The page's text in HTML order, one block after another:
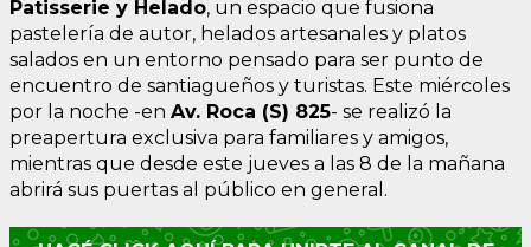
Patisserie y Helado, un espacio que fusiona
pastelería de autor, helados artesanales y platos
salados en un entorno pensado para ser punto de
encuentro de santiagueños y turistas. Este miércoles
por la noche -en Av. Roca (S) 825- se realizó la
preapertura exclusiva para familiares y amigos,
mientras que desde este jueves a las 8 de la mañana
abrirá sus puertas al público en general.